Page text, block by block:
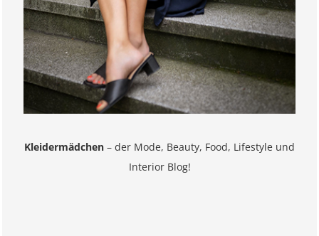
Kleidermädchen – der Mode, Beauty, Food, Lifestyle und
Interior Blog!